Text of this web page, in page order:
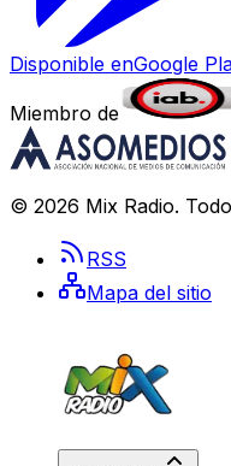
Disponible enGoogle
Miembro de
© 2026 Mix Radio.
RSS
Mapa del sitio